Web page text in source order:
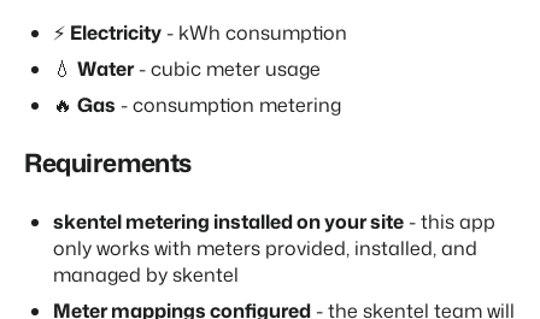
Marketing
Dein Projekt im Handumdrehen ausverkauft.
Booking Analytics
erreiche deine Zielgruppe.
Mehr erfahren
BEX Channel Manager
Jobs
Finde hier deinen neuen Traumjob!
Nimm Kontakt mit uns auf.
Über uns
Lerne unsere Kultur & Werte kennen.
⚡ Electricity- kWh consumption
💧 Water- cubic meter usage
🔥 Gas - consumption metering
Requirements
skentel metering installed on your site- this app
only works with meters provided, installed, and
managed by skentel
Meter mappings configured- the skentel team will